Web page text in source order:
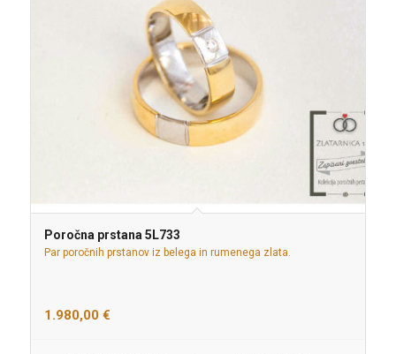
Poročna prstana 5L733
Par poročnih prstanov iz belega in rumenega zlata.
1.980,00 €